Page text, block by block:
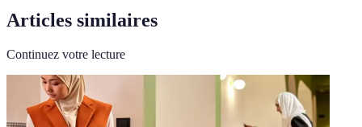
Articles similaires
Continuez votre lecture